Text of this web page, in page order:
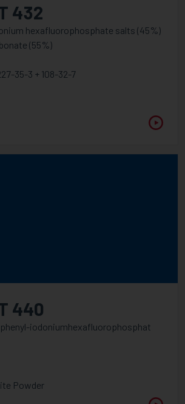
432
hexafluorophosphate salts (45%)
(55%)
35-3 + 108-32-7
440
iodoniumhexafluorophosphat
Powder